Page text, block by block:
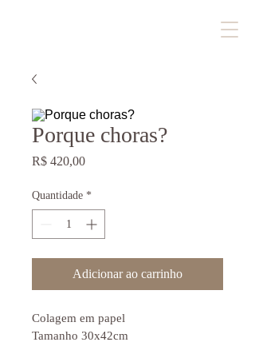
Porque choras?
R$ 420,00Preço
Quantidade *
Adicionar ao carrinho
Colagem em papel
Tamanho 30x42cm